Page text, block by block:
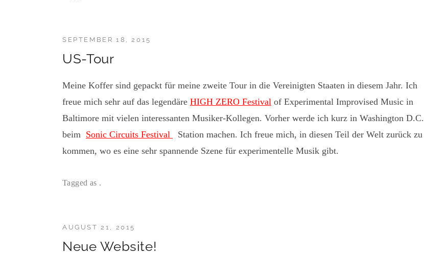
US-Tour
SEPTEMBER 18, 2015
Meine Koffer sind gepackt für meine zweite Tour in die Vereinigten Staaten in diesem Jahr. Ich
freue mich sehr auf das legendäre HIGH ZERO Festival of Experimental Improvised Music in
Baltimore mit vielen interessanten Musiker-Kollegen. Vorher werde ich kurz in Washington D.C.
beim Sonic Circuits Festival
Station machen. Ich freue mich, in diesen Teil der Welt zurück zu
kommen, wo es eine sehr spannende Szene für experimentelle Musik gibt.
Tagged as .
Neue Website!
AUGUST 21, 2015